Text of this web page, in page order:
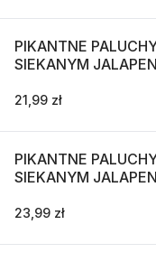
PIKANTNE
SIEKANYM
21,99 zł
PIKANTNE
SIEKANYM
23,99 zł